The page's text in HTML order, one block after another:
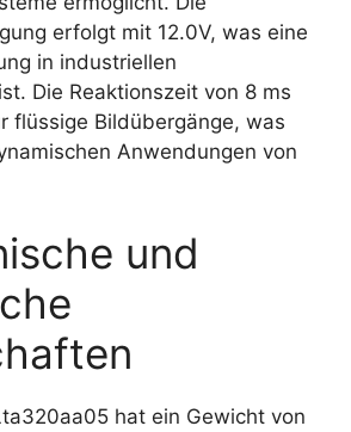
erfolgt mit 12.0V, was eine
in industriellen
Die Reaktionszeit von 8 ms
flüssige Bildübergänge, was
Anwendungen von
und
hat ein Gewicht von